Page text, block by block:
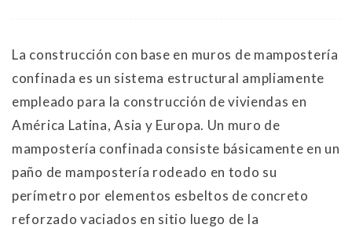
La construcción con base en muros de mampostería
confinada es un sistema estructural ampliamente
empleado para la construcción de viviendas en
América Latina, Asia y Europa. Un muro de
mampostería confinada consiste básicamente en un
paño de mampostería rodeado en todo su
perímetro por elementos esbeltos de concreto
reforzado vaciados en sitio luego de la